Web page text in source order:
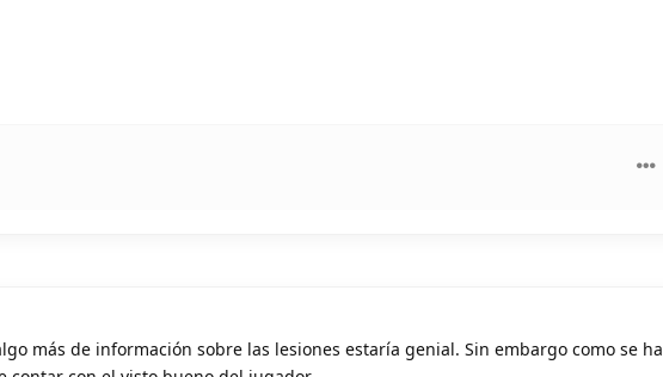
más de información sobre las lesiones estaría genial. Sin embargo como se ha